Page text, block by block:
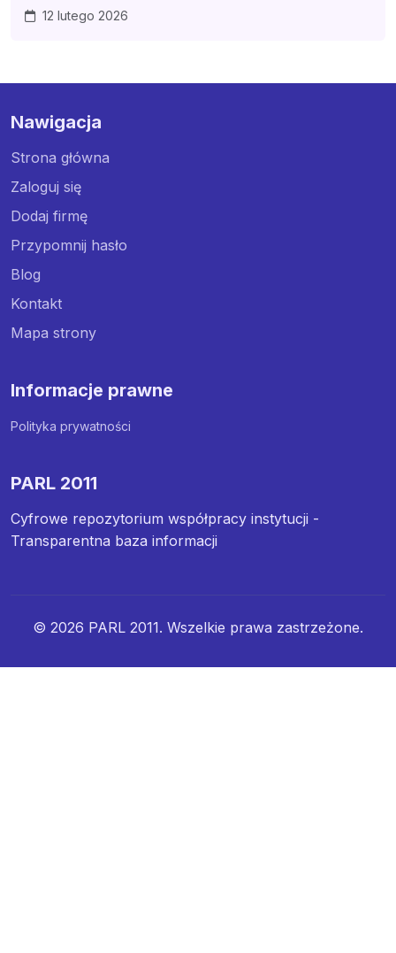
12 lutego 2026
Nawigacja
Strona główna
Zaloguj się
Dodaj firmę
Przypomnij hasło
Blog
Kontakt
Mapa strony
Informacje prawne
Polityka prywatności
PARL 2011
Cyfrowe repozytorium współpracy instytucji -
Transparentna baza informacji
© 2026 PARL 2011. Wszelkie prawa zastrzeżone.